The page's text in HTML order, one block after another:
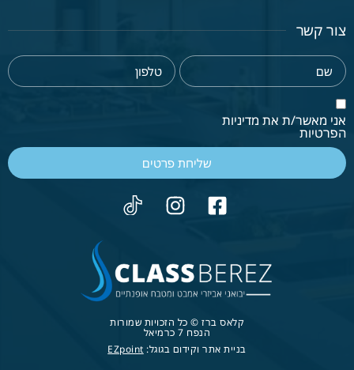
צור קשר
אני מאשר/ת את מדיניות
הפרטיות
שליחת פרטים
קלאס ברז © כל הזכויות שמורות
הנפח 7 כרמיאל
בניית אתר וקידום בגוגל: EZpoint